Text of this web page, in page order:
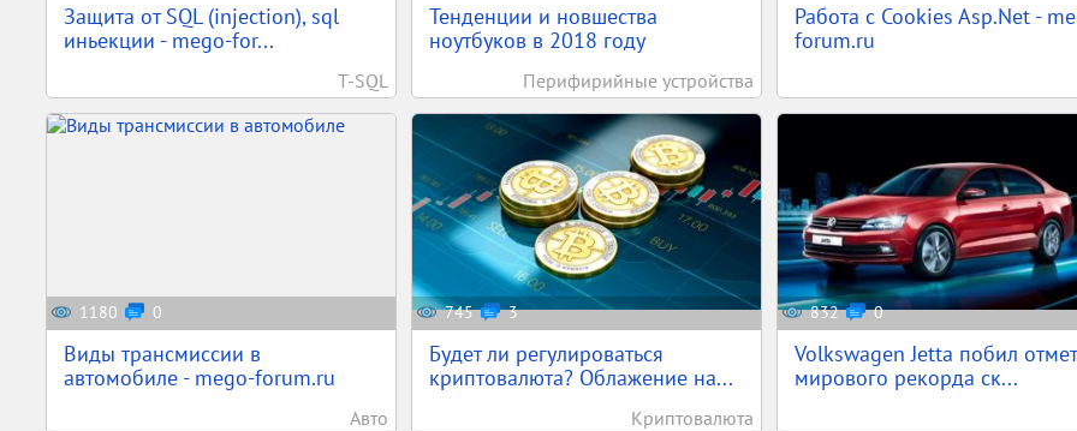
Защита от SQL (injection), sql
иньекции - mego-for...
T-SQL
Тенденции и новшества
ноутбуков в 2018 году
Перифирийные устройства
Работа с Cookies Asp.Net -
forum.ru
1180 0
Виды трансмиссии в
автомобиле - mego-forum.ru
Авто
745 3
Будет ли регулироваться
криптовалюта? Облажение на...
Криптовалюта
832 0
Volkswagen Jetta побил
мирового рекорда ск...